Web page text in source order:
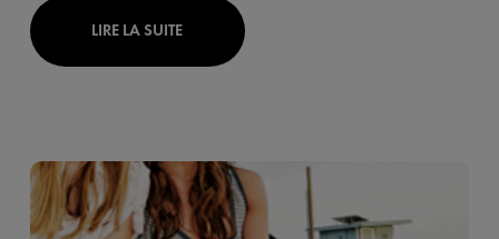
LIRE LA SUITE